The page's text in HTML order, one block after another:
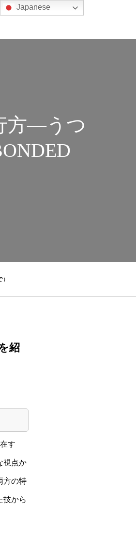
方―うつ
紹
す
視点か
方の特
技から
Japanese